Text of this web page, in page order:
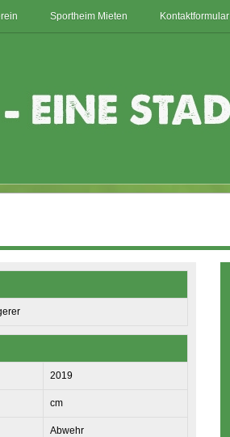
Sportheim Mieten Kontaktformular
2019
cm
Abwehr